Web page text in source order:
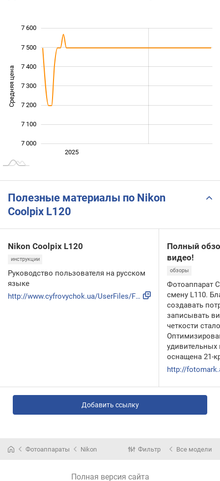
Средняя цена 7 000
7 000
7 100
7 200
7 300
7 400
7 500
7 600
2025
Полезные материалы по Nikon
Coolpix L120
Nikon Coolpix L120
инструкции
Руководство пользователя на русском
языке
http://www.cyfrovychok.ua/UserFiles/Files/Nikon/Nikon Coolp...
Полный
видео!
обзоры
Фотоаппарат
смену L110.
создавать
записывать
четкости
удивительных
оснащена 21-
Добавить ссылку
Фотоаппараты Nikon Фильтр Все модели
Полная версия сайта